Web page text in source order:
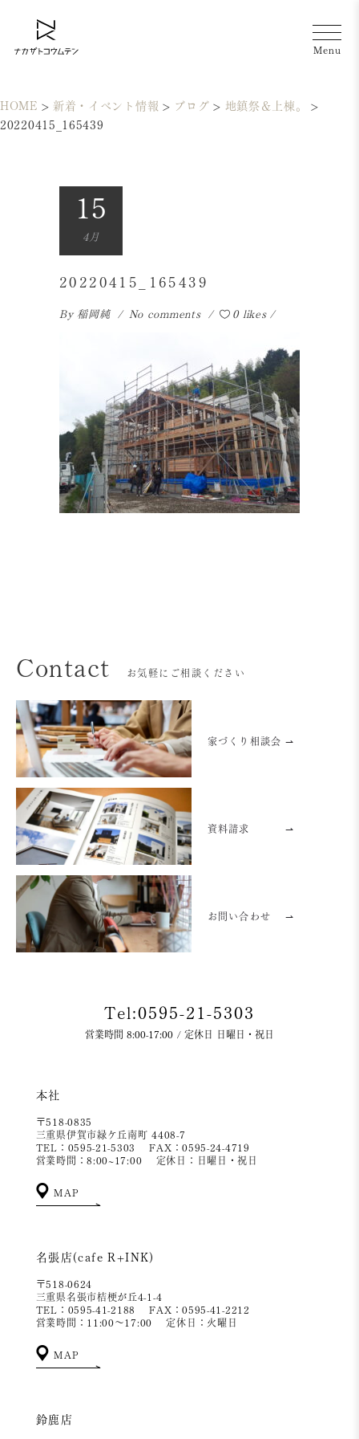
HOME > 新着・イベント情報 > ブログ > 地鎮祭＆上棟。
>
20220415_165439
15
4月
20220415_165439
By稲岡純 No comments 0 likes
Contact お気軽にご相談ください
家づくり相談会 ⇀
資料請求 ⇀
お問い合わせ ⇀
Tel:0595-21-5303
営業時間 8:00-17:00 / 定休日 日曜日・祝日
本社
〒518-0835
三重県伊賀市緑ケ丘南町 4408-7
TEL：0595-21-5303
FAX：0595-24-4719
営業時間：8:00~17:00
定休日：日曜日・祝日
MAP
名張店(cafe R+INK)
〒518-0624
三重県名張市桔梗が丘4-1-4
TEL：0595-41-2188
FAX：0595-41-2212
営業時間：11:00～17:00
定休日：火曜日
MAP
鈴鹿店